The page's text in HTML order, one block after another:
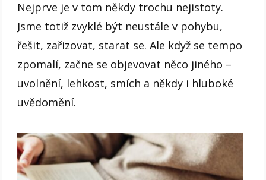
Nejprve je v tom někdy trochu nejistoty.
Jsme totiž zvyklé být neustále v pohybu,
řešit, zařizovat, starat se. Ale když se tempo
zpomalí, začne se objevovat něco jiného –
uvolnění, lehkost, smích a někdy i hluboké
uvědomění.